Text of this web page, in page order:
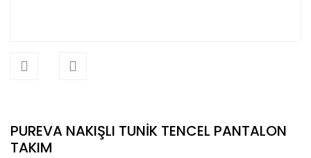
PUREVA NAKIŞLI TUNİK TENCEL PANTALON
TAKIM